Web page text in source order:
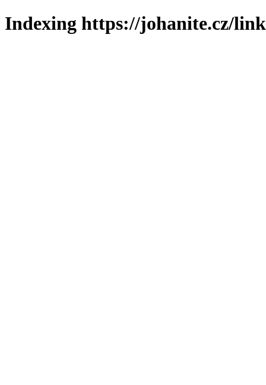
Indexing https://johanite.cz/